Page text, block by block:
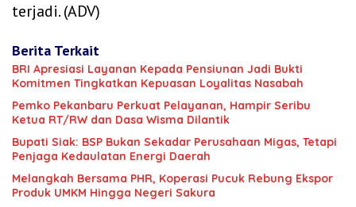
terjadi. (ADV)
Berita Terkait
BRI Apresiasi Layanan Kepada Pensiunan Jadi Bukti
Komitmen Tingkatkan Kepuasan Loyalitas Nasabah
Pemko Pekanbaru Perkuat Pelayanan, Hampir Seribu
Ketua RT/RW dan Dasa Wisma Dilantik
Bupati Siak: BSP Bukan Sekadar Perusahaan Migas, Tetapi
Penjaga Kedaulatan Energi Daerah
Melangkah Bersama PHR, Koperasi Pucuk Rebung Ekspor
Produk UMKM Hingga Negeri Sakura